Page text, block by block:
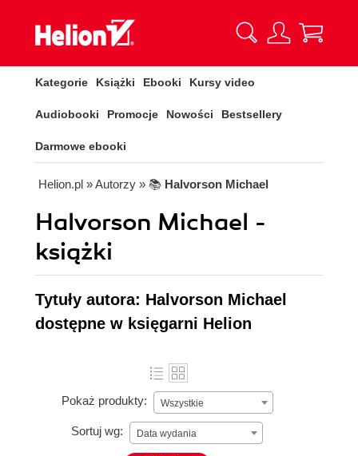
Kategorie Książki Ebooki Kursy video
Audiobooki Promocje Nowości Bestsellery
Darmowe ebooki
Helion.pl » Autorzy » 📚 Halvorson Michael
Halvorson Michael -
książki
Tytuły autora: Halvorson Michael
dostępne w księgarni Helion
Pokaż produkty: Wszystkie
Sortuj wg: Data wydania